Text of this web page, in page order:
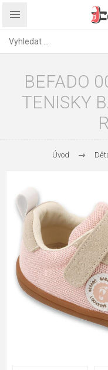
BEFADO
TENISKY
Úvod